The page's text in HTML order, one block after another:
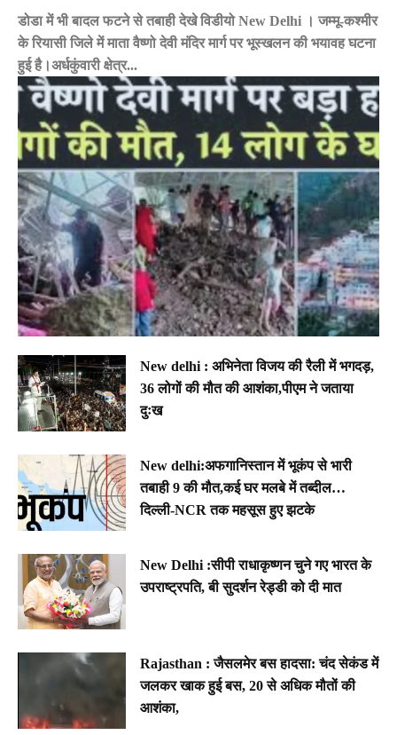
डोडा में भी बादल फटने से तबाही देखे विडीयो New Delhi । जम्मू-कश्मीर
के रियासी जिले में माता वैष्णो देवी मंदिर मार्ग पर भूस्खलन की भयावह घटना
हुई है।अर्धकुंवारी क्षेत्र...
New delhi : अभिनेता विजय की रैली में भगदड़,
36 लोगों की मौत की आशंका,पीएम ने जताया
दुःख
New delhi:अफगानिस्तान में भूकंप से भारी
तबाही 9 की मौत,कई घर मलबे में तब्दील…
दिल्ली-NCR तक महसूस हुए झटके
New Delhi :सीपी राधाकृष्णन चुने गए भारत के
उपराष्ट्रपति, बी सुदर्शन रेड्डी को दी मात
Rajasthan : जैसलमेर बस हादसा: चंद सेकंड में
जलकर खाक हुई बस, 20 से अधिक मौतों की
आशंका,